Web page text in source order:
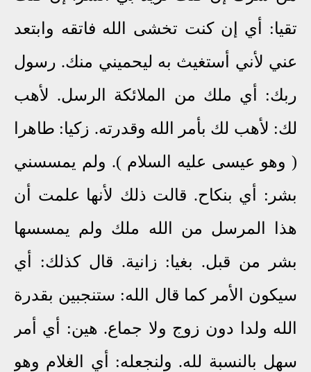
تقيا: أي إن كنت تخشى الله فاتقه وابتعد
عني لأني أستغيث به ليحميني منك. رسول
ربك: أي ملك من الملائكة الرسل. لأهب
لك: لأهب لك بأمر الله وقدرته. زكيا: طاهرا
( وهو عيسى عليه السلام ). ولم يمسسني
بشر: أي بنكاح. قالت ذلك لأنها علمت أن
هذا المرسل من الله ملك ولم يمسسها
بشر من قبل. بغيا: زانية. قال كذلك: أي
سيكون الأمر كما قال الله: ستنجبين بقدرة
الله ولدا دون زوج ولا جماع. هين: أي أمر
سهل بالنسبة لله. ولنجعله: أي الغلام وهو